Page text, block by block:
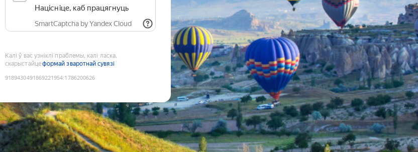
Націсніце, каб працягнуць
SmartCaptcha by Yandex Cloud
Калі ў вас узніклі праблемы, калі ласка,
скарыстайцеформай зваротнай сувязі
9189430491869221954:1786200626